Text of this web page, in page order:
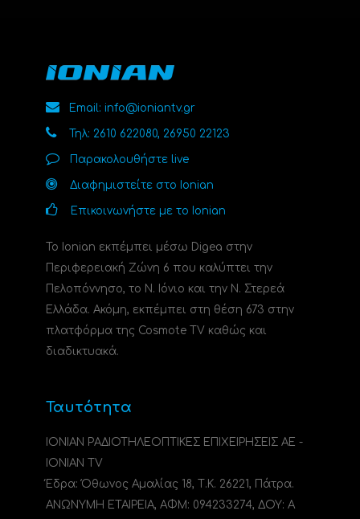
Email: info@ioniantv.gr
Τηλ: 2610 622080, 26950 22123
Παρακολουθήστε live
Διαφημιστείτε στο Ionian
Επικοινωνήστε με το Ionian
Το Ionian εκπέμπει μέσω Digea στην
Περιφερειακή Ζώνη 6 που καλύπτει την
Πελοπόννησο, το N. Ιόνιο και την Ν. Στερεά
Ελλάδα. Ακόμη, εκπέμπει στη θέση 673 στην
πλατφόρμα της Cosmote TV καθώς και
διαδικτυακά.
Ταυτότητα
ΙΟΝΙΑΝ ΡΑΔΙΟΤΗΛΕΟΠΤΙΚΕΣ ΕΠΙΧΕΙΡΗΣΕΙΣ ΑΕ -
IONIAN TV
Έδρα: Όθωνος Αμαλίας 18, Τ.Κ. 26221, Πάτρα.
ΑΝΩΝΥΜΗ ΕΤΑΙΡΕΙΑ, ΑΦΜ: 094233274, ΔΟΥ: A